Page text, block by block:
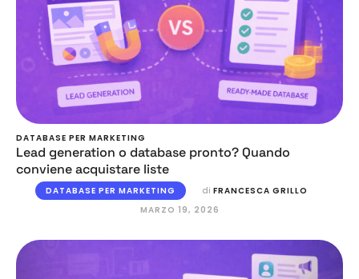
DATABASE PER MARKETING
Lead generation o database pronto? Quando
conviene acquistare liste
DATABASE PER MARKETING di FRANCESCA GRILLO
MARZO 19, 2026